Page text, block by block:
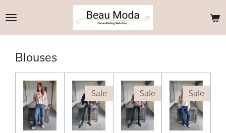
direct
naar
hoofdinhoud
Blouses
Sale Sale Sale